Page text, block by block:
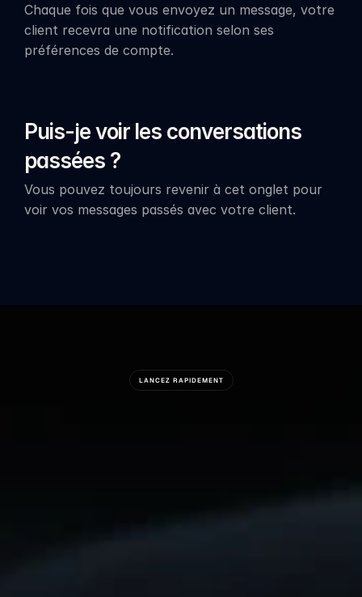
Chaque fois que vous envoyez un message, votre
client recevra une notification selon ses
préférences de compte.
Puis-je voir les conversations
passées ?
Vous pouvez toujours revenir à cet onglet pour
voir vos messages passés avec votre client.
LANCEZ RAPIDEMENT
Construire
Quelque